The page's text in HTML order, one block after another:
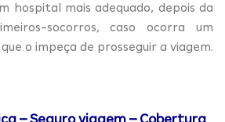
hospital mais adequado, depois da
socorros, caso ocorra um
o impeça de prosseguir a viagem.